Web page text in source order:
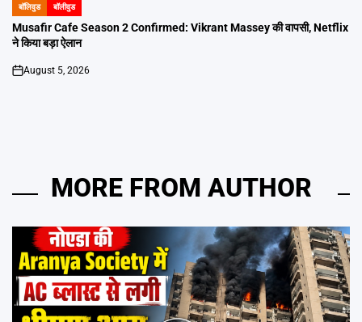
POSTED
IN
बॉलिवुड बॉलीवुड
Musafir Cafe Season 2 Confirmed: Vikrant Massey की वापसी, Netflix
ने किया बड़ा ऐलान
on
August 5, 2026
MORE FROM AUTHOR